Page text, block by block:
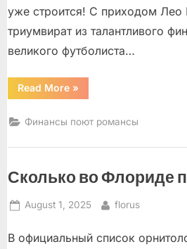
уже строится! С приходом Лео
триумвират из талантливого
великого футболиста…
Read More“Большие
деньги
футбола”
»
Финансы поют романсы
Сколько во Флориде
Posted
August 1, 2025 By
florus
В официальный список